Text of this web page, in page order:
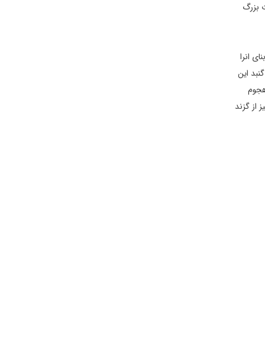
بزرگ
انرا
صادر کرده است. در طی قرون بارها مورد تخریب واقع شده است ولی در سال ۱۱۱۲ دیوید چهارم معروف به دیوید سازنده آنرا از نو بنا نمود.در سال ۱۲۲۶ گنبد این
گرجستان هجوم
کلیسا نیز از گزند